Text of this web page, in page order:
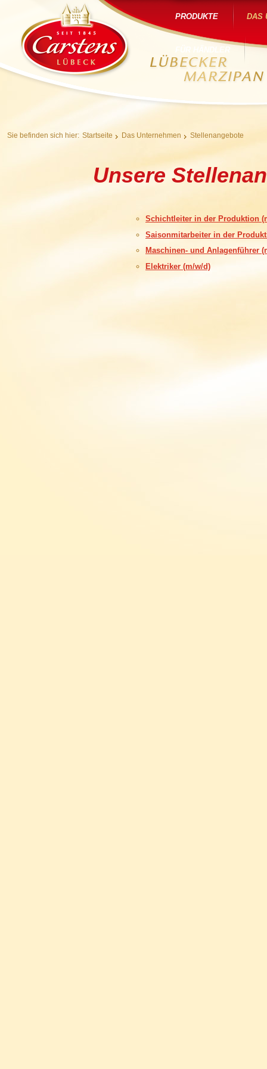
PRODUKTE DAS
Sie befinden sich hier: Startseite Das Unternehmen Stellenangebote
Unsere
Schichtleiter in der Produktion
Saisonmitarbeiter in der
Maschinen- und Anlagenführer
Elektriker (m/w/d)